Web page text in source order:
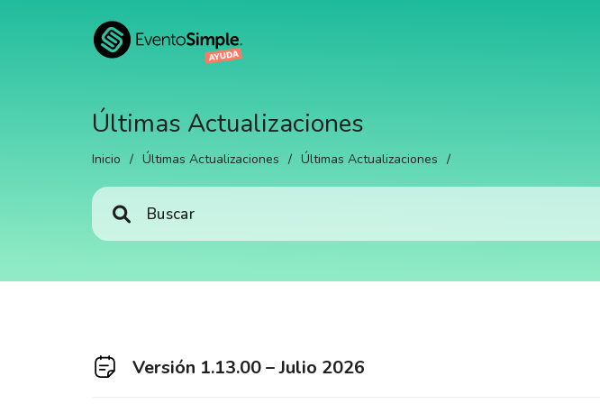
Últimas Actualizaciones
Inicio / Últimas Actualizaciones / Últimas Actualizaciones /
Versión 1.13.00 – Julio 2026